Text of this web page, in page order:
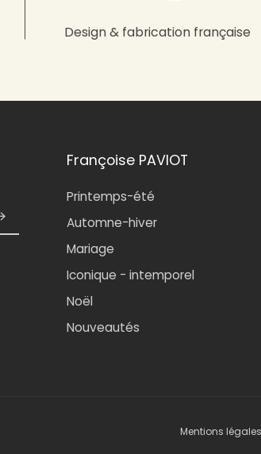
Design & fabrication française
Françoise PAVIOT
Printemps-été
Automne-hiver
Mariage
Iconique - intemporel
Noël
Nouveautés
Mentions légales